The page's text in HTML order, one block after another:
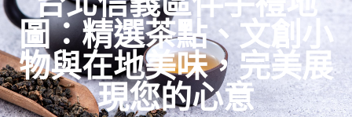
圖：精選茶點、文創小
物與在地美味，完美展
現您的心意